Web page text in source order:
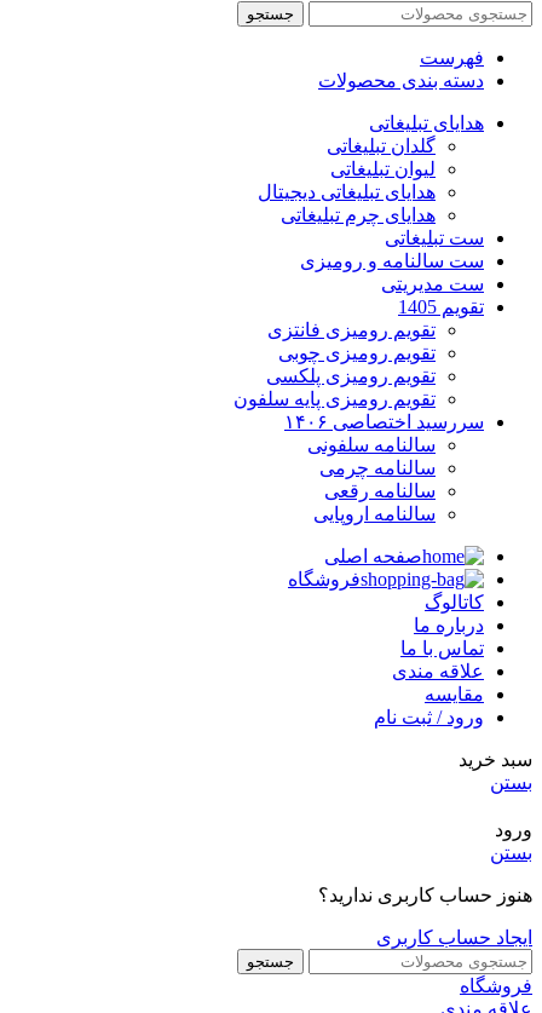
جستجو
فهرست
دسته بندی محصولات
هدایای تبلیغاتی
گلدان تبلیغاتی
لیوان تبلیغاتی
هدایای تبلیغاتی دیجیتال
هدایای چرم تبلیغاتی
ست تبلیغاتی
ست سالنامه و رومیزی
ست مدیریتی
تقویم 1405
تقویم رومیزی فانتزی
تقویم رومیزی چوبی
تقویم رومیزی پلکسی
تقویم رومیزی پایه سلفون
سررسید اختصاصی ۱۴۰۶
سالنامه سلفونی
سالنامه چرمی
سالنامه رقعی
سالنامه اروپایی
صفحه اصلی
فروشگاه
کاتالوگ
درباره ما
تماس با ما
علاقه مندی
مقایسه
ورود / ثبت نام
سبد خرید
بستن
ورود
بستن
هنوز حساب کاربری ندارید؟
ایجاد حساب کاربری
جستجو
فروشگاه